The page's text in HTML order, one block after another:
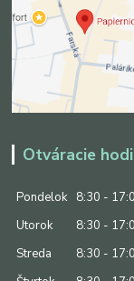
Otváracie
Pondelok
8:30 -
Utorok
8:30 -
Streda
8:30 -